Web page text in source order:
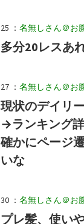
25 ： 名無しさん＠お
多分20レスあ
27 ： 名無しさん＠お
現状のデイリ
→ランキング
確かにページ
いな
30 ： 名無しさん＠お
プレ髪、使い